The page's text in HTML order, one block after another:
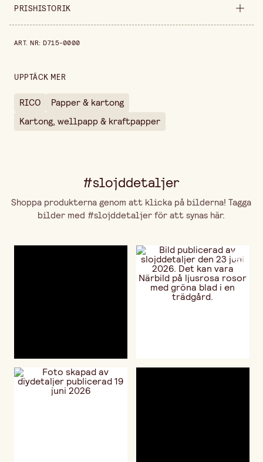
Säljs i styck
PRISHISTORIK
ART. NR:D715-0000
UPPTÄCK MER
RICO
Papper & kartong
Kartong, wellpapp & kraftpapper
#slojddetaljer
Shoppa produkterna genom att klicka på bilderna! Tagga
bilder med #slojddetaljer för att synas här.